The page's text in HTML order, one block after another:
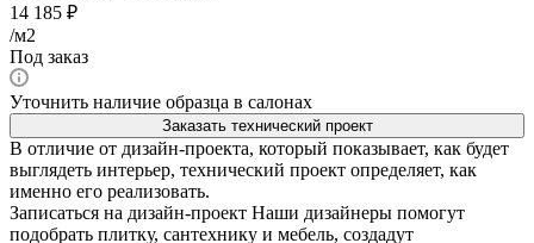
14 185 ₽
/м2
Под заказ
Уточнить наличие образца в салонах
Заказать технический проект
В отличие от дизайн-проекта, который показывает, как будет
выглядеть интерьер, технический проект определяет, как
именно его реализовать.
Записаться на дизайн-проект Наши дизайнеры помогут
подобрать плитку, сантехнику и мебель, создадут